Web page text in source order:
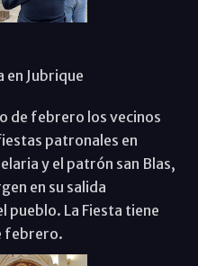
en Jubrique
de febrero los vecinos
patronales en
y el patrón san Blas,
en su salida
pueblo. La Fiesta tiene
febrero.